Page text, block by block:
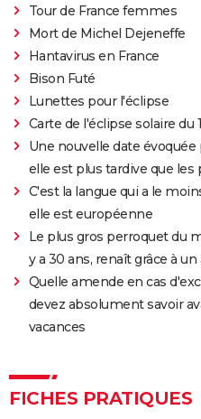
Tour de France femmes
Mort de Michel Dejeneffe
Hantavirus en France
Bison Futé
Lunettes pour l'éclipse
Carte de l'éclipse solaire du
Une nouvelle date évoquée
elle est plus tardive que les
C'est la langue qui a le
elle est européenne
Le plus gros perroquet du
y a 30 ans, renaît grâce à un
Quelle amende en cas
devez absolument savoir
vacances
FICHES PRATIQUES